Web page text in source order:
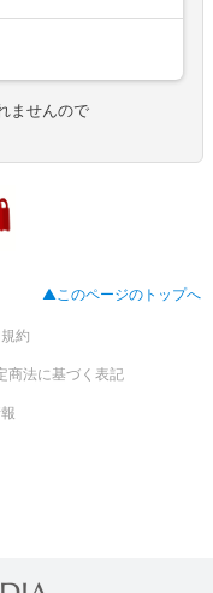
ませんので
▲このページのトップへ
約
商法に基づく表記